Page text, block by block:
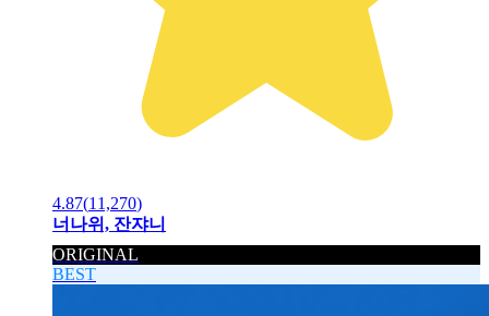
4.87(11,270)
너나위, 잔쟈니
ORIGINAL
BEST